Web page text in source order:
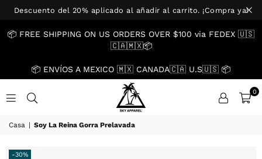
Descuento del 20% aplicado al añadir al carrito. ¡Compra ya!
📦 FREE SHIPPING ON US ORDERS OVER $100 via FEDEX 🇺🇸
🇨🇦🇲🇽📦
📦 ENVÍOS A MEXICO 🇲🇽 CANADA🇨🇦 U.S🇺🇸 📦
US.SKYAPPAREL.CO
0
Casa | Soy La Reina Gorra Prelavada
-30%